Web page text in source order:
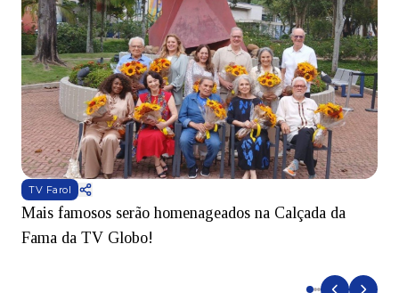
TV Farol
Mais famosos serão homenageados na Calçada da
Fama da TV Globo!